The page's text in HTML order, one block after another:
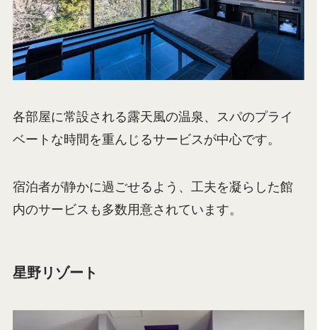
各部屋に常設される露天風の温泉、スパのプライ
ベートな時間を重んじるサービスが中心です。
宿泊者が静かに過ごせるよう、工夫を凝らした館
内のサービスも多数用意されています。
星野リゾート